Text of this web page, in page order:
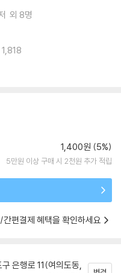
외 8명
1,818
1,400원 (5%)
5만원 이상 구매 시 2천원 추가 적립
간편결제 혜택을 확인하세요
은행로 11(여의도동,